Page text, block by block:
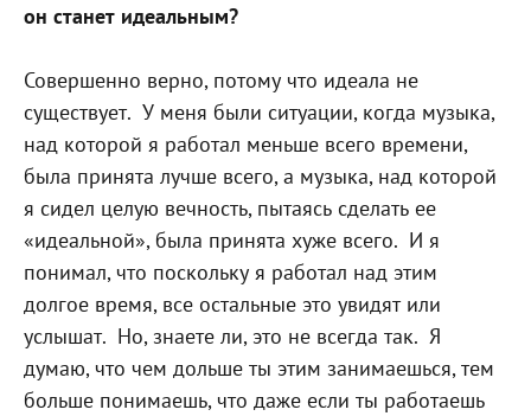
он станет идеальным?
Совершенно верно, потому что идеала не
существует. У меня были ситуации, когда музыка,
над которой я работал меньше всего времени,
была принята лучше всего, а музыка, над которой
я сидел целую вечность, пытаясь сделать ее
«идеальной», была принята хуже всего. И я
понимал, что поскольку я работал над этим
долгое время, все остальные это увидят или
услышат. Но, знаете ли, это не всегда так. Я
думаю, что чем дольше ты этим занимаешься, тем
больше понимаешь, что даже если ты работаешь